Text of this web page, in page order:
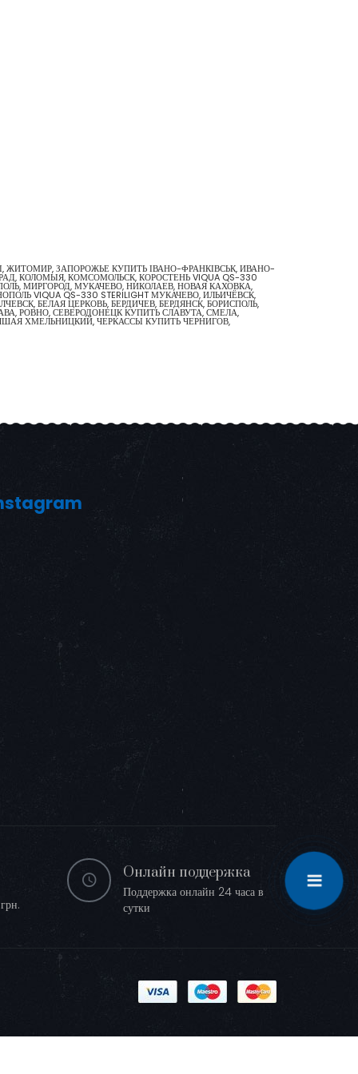
ЖИТОМИР, ЗАПОРОЖЬЕ КУПИТЬ ІВАНО-ФРАНКІВСЬК, ИВАНО-
КОЛОМЫЯ, КОМСОМОЛЬСК, КОРОСТЕНЬ VIQUA QS-330
МИРГОРОД, МУКАЧЕВО, НИКОЛАЕВ, НОВАЯ КАХОВКА,
VIQUA QS-330 STERILIGHT МУКАЧЕВО, ИЛЬИЧЁВСК,
БЕЛАЯ ЦЕРКОВЬ, БЕРДИЧЕВ, БЕРДЯНСК, БОРИСПОЛЬ,
РОВНО, СЕВЕРОДОНЕЦК КУПИТЬ СЛАВУТА, СМЕЛА,
ХМЕЛЬНИЦКИЙ, ЧЕРКАССЫ КУПИТЬ ЧЕРНИГОВ,
Онлайн поддержка
Поддержка онлайн 24 часа в
сутки